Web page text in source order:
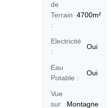
de
Terrain
:
4700m²
Electricité
:
Oui
Eau
Potable :
Oui
Vue
sur
Montagne